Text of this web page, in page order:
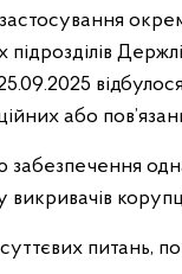
підрозділів
або
питань,